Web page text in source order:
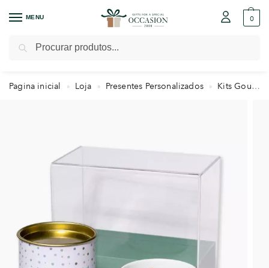
MENU 0
Pagina inicial » Loja » Presentes Personalizados » Kits Gourmet